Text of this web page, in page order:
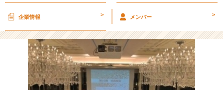
の
イ
タ
ー
シ
企業情報 > メンバー >